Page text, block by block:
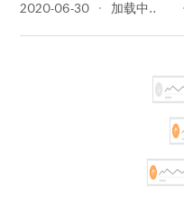
2020-06-30 348 阅读量